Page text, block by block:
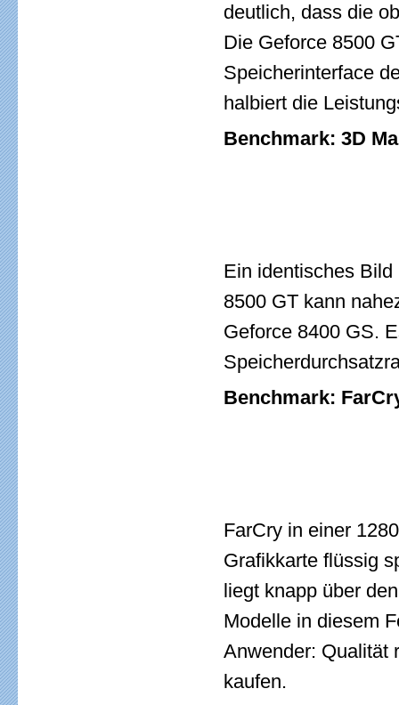
deutlich, dass die
Die Geforce 8500
Speicherinterface
halbiert die
Benchmark: 3D
Ein identisches
8500 GT kann
Geforce 8400 GS.
Benchmark:
FarCry in einer
Grafikkarte flüssig
liegt knapp über
Modelle in diesem
Anwender: Qualität
kaufen.